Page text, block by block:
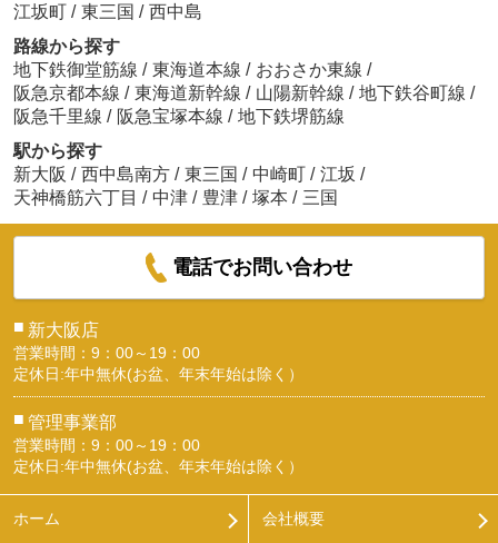
江坂町 / 東三国 / 西中島
路線から探す
地下鉄御堂筋線 / 東海道本線 / おおさか東線 /
阪急京都本線 / 東海道新幹線 / 山陽新幹線 / 地下鉄谷町線 /
阪急千里線 / 阪急宝塚本線 / 地下鉄堺筋線
駅から探す
新大阪 / 西中島南方 / 東三国 / 中崎町 / 江坂 /
天神橋筋六丁目 / 中津 / 豊津 / 塚本 / 三国
電話でお問い合わせ
■ 新大阪店
営業時間：9：00～19：00
定休日:年中無休(お盆、年末年始は除く）
■ 管理事業部
営業時間：9：00～19：00
定休日:年中無休(お盆、年末年始は除く）
ホーム 会社概要